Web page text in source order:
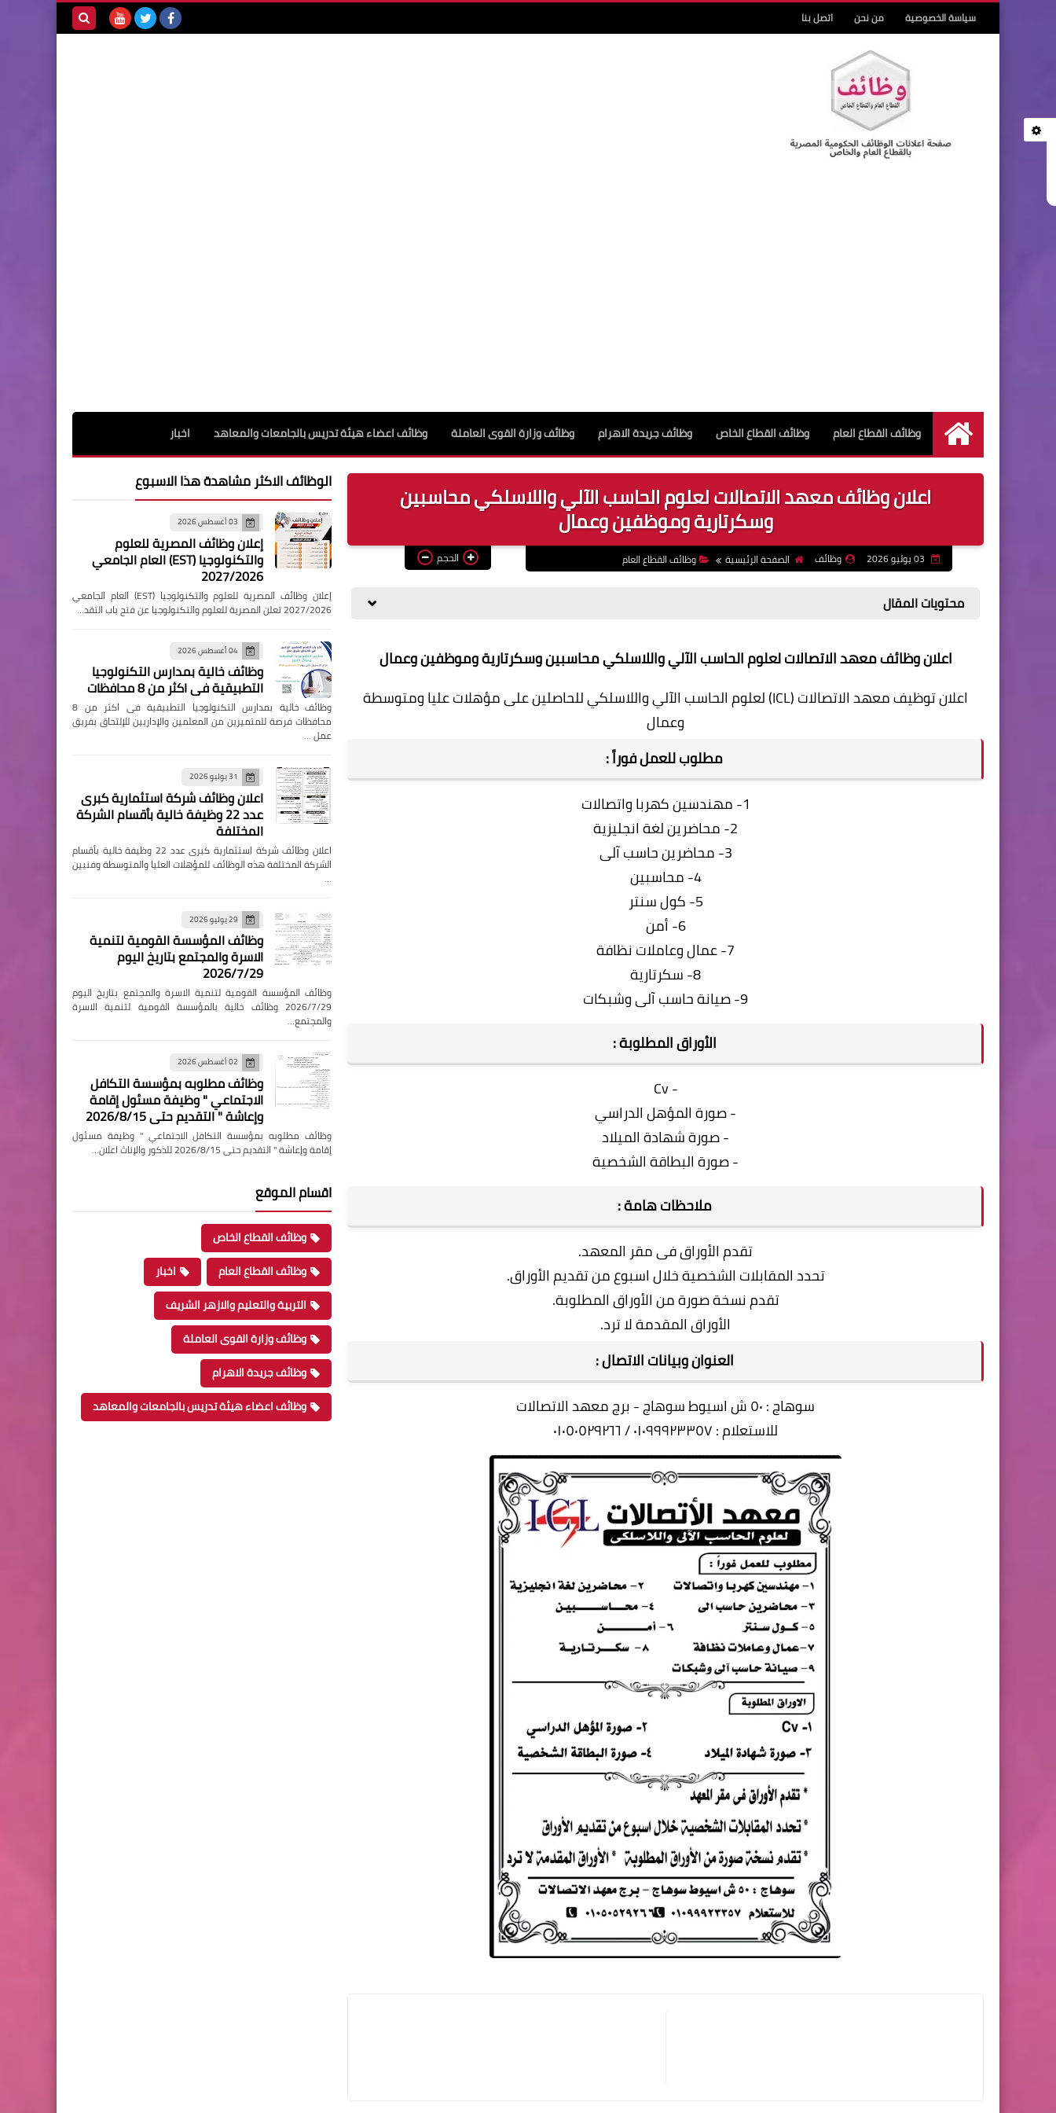
سياسة الخصوصية من نحن اتصل بنا
الرئيسية
وظائف القطاع العام وظائف القطاع الخاص وظائف جريدة الاهرام وظائف وزارة القوى العاملة وظائف اعضاء هيئة تدريس بالجامعات والمعاهد اخبار
اعلان وظائف معهد الاتصالات لعلوم الحاسب الآلي واللاسلكي محاسبين
وسكرتارية وموظفين وعمال
وظائف الصفحة الرئيسية وظائف القطاع العام الحجم
محتويات المقال
اعلان وظائف معهد الاتصالات لعلوم الحاسب الآلي واللاسلكي محاسبين وسكرتارية وموظفين وعمال
اعلان توظيف معهد الاتصالات (ICL) لعلوم الحاسب الآلي واللاسلكي للحاصلين على مؤهلات عليا ومتوسطة
وعمال
مطلوب للعمل فوراً :
1- مهندسين كهربا واتصالات
2- محاضرين لغة انجليزية
3- محاضرين حاسب آلى
4- محاسبين
5- كول سنتر
6- أمن
7- عمال وعاملات نظافة
8- سكرتارية
9- صيانة حاسب آلى وشبكات
الأوراق المطلوبة :
- Cv
- صورة المؤهل الدراسي
- صورة شهادة الميلاد
- صورة البطاقة الشخصية
ملاحظات هامة :
تقدم الأوراق فى مقر المعهد.
تحدد المقابلات الشخصية خلال اسبوع من تقديم الأوراق.
تقدم نسخة صورة من الأوراق المطلوبة.
الأوراق المقدمة لا ترد.
العنوان وبيانات الاتصال :
سوهاج : ٥٠ ش اسيوط سوهاج - برج معهد الاتصالات
للاستعلام : ٠١٠٩٩٩٢٣٣٥٧ / ٠١٠٥٠٥٢٩٢٦٦
الوظائف الاكثر مشاهدة هذا الاسبوع
03 أغسطس 2026
إعلان وظائف المصرية للعلوم
والتكنولوجيا (EST) العام الجامعي
2027/2026
إعلان وظائف المصرية للعلوم والتكنولوجيا (EST) العام الجامعي
2027/2026 تعلن المصرية للعلوم والتكنولوجيا عن فتح باب التقد…
04 أغسطس 2026
وظائف خالية بمدارس التكنولوجيا
التطبيقية فى اكثر من 8 محافظات
وظائف خالية بمدارس التكنولوجيا التطبيقية فى اكثر من 8
محافظات فرصة للمتميزين من المعلمين والإداريين للإلتحاق بفريق
عمل …
31 يوليو 2026
اعلان وظائف شركة استثمارية كبرى
عدد 22 وظيفة خالية بأقسام الشركة
المختلفة
اعلان وظائف شركة استثمارية كبرى عدد 22 وظيفة خالية بأقسام
الشركة المختلفة هذه الوظائف للمؤهلات العليا والمتوسطة وفنيين
…
29 يوليو 2026
وظائف المؤسسة القومية لتنمية
الاسرة والمجتمع بتاريخ اليوم
2026/7/29
وظائف المؤسسة القومية لتنمية الاسرة والمجتمع بتاريخ اليوم
2026/7/29 وظائف خالية بالمؤسسة القومية لتنمية الاسرة
والمجتمع…
02 أغسطس 2026
وظائف مطلوبه بمؤسسة التكافل
الاجتماعي " وظيفة مسئول إقامة
وإعاشة " التقديم حتى 2026/8/15
وظائف مطلوبه بمؤسسة التكافل الاجتماعي " وظيفة مسئول
إقامة وإعاشة " التقديم حتى 2026/8/15 للذكور والإناث اعلان…
اقسام الموقع
وظائف القطاع الخاص
وظائف القطاع العام
اخبار
التربية والتعليم والازهر الشريف
وظائف وزارة القوى العاملة
وظائف جريدة الاهرام
وظائف اعضاء هيئة تدريس بالجامعات والمعاهد